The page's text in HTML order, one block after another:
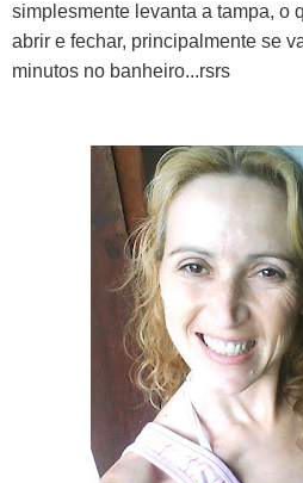
simplesmente levanta a tampa, o
abrir e fechar, principalmente se
minutos no banheiro...rsrs